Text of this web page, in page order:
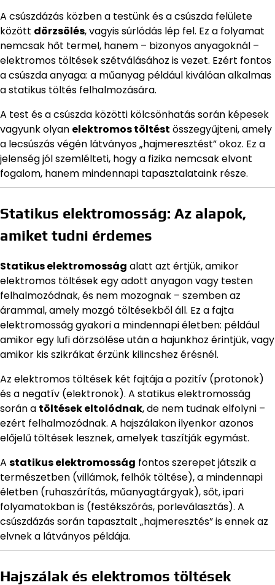
A csúszdázás közben a testünk és a csúszda felülete
között dörzsölés, vagyis súrlódás lép fel. Ez a folyamat
nemcsak hőt termel, hanem – bizonyos anyagoknál –
elektromos töltések szétválásához is vezet. Ezért fontos
a csúszda anyaga: a műanyag például kiválóan alkalmas
a statikus töltés felhalmozására.
A test és a csúszda közötti kölcsönhatás során képesek
vagyunk olyan elektromos töltést összegyűjteni, amely
a lecsúszás végén látványos „hajmeresztést” okoz. Ez a
jelenség jól szemlélteti, hogy a fizika nemcsak elvont
fogalom, hanem mindennapi tapasztalataink része.
Statikus elektromosság: Az alapok,
amiket tudni érdemes
Statikus elektromosság alatt azt értjük, amikor
elektromos töltések egy adott anyagon vagy testen
felhalmozódnak, és nem mozognak – szemben az
árammal, amely mozgó töltésekből áll. Ez a fajta
elektromosság gyakori a mindennapi életben: például
amikor egy lufi dörzsölése után a hajunkhoz érintjük, vagy
amikor kis szikrákat érzünk kilincshez érésnél.
Az elektromos töltések két fajtája a pozitív (protonok)
és a negatív (elektronok). A statikus elektromosság
során a töltések eltolódnak, de nem tudnak elfolyni –
ezért felhalmozódnak. A hajszálakon ilyenkor azonos
előjelű töltések lesznek, amelyek taszítják egymást.
A statikus elektromosság fontos szerepet játszik a
természetben (villámok, felhők töltése), a mindennapi
életben (ruhaszárítás, műanyagtárgyak), sőt, ipari
folyamatokban is (festékszórás, porleválasztás). A
csúszdázás során tapasztalt „hajmeresztés” is ennek az
elvnek a látványos példája.
Hajszálak és elektromos töltések